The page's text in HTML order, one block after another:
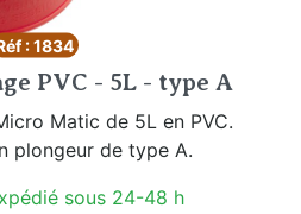
: 1834
PVC - 5L - type A
Matic de 5L en PVC.
plongeur de type A.
sous 24-48 h